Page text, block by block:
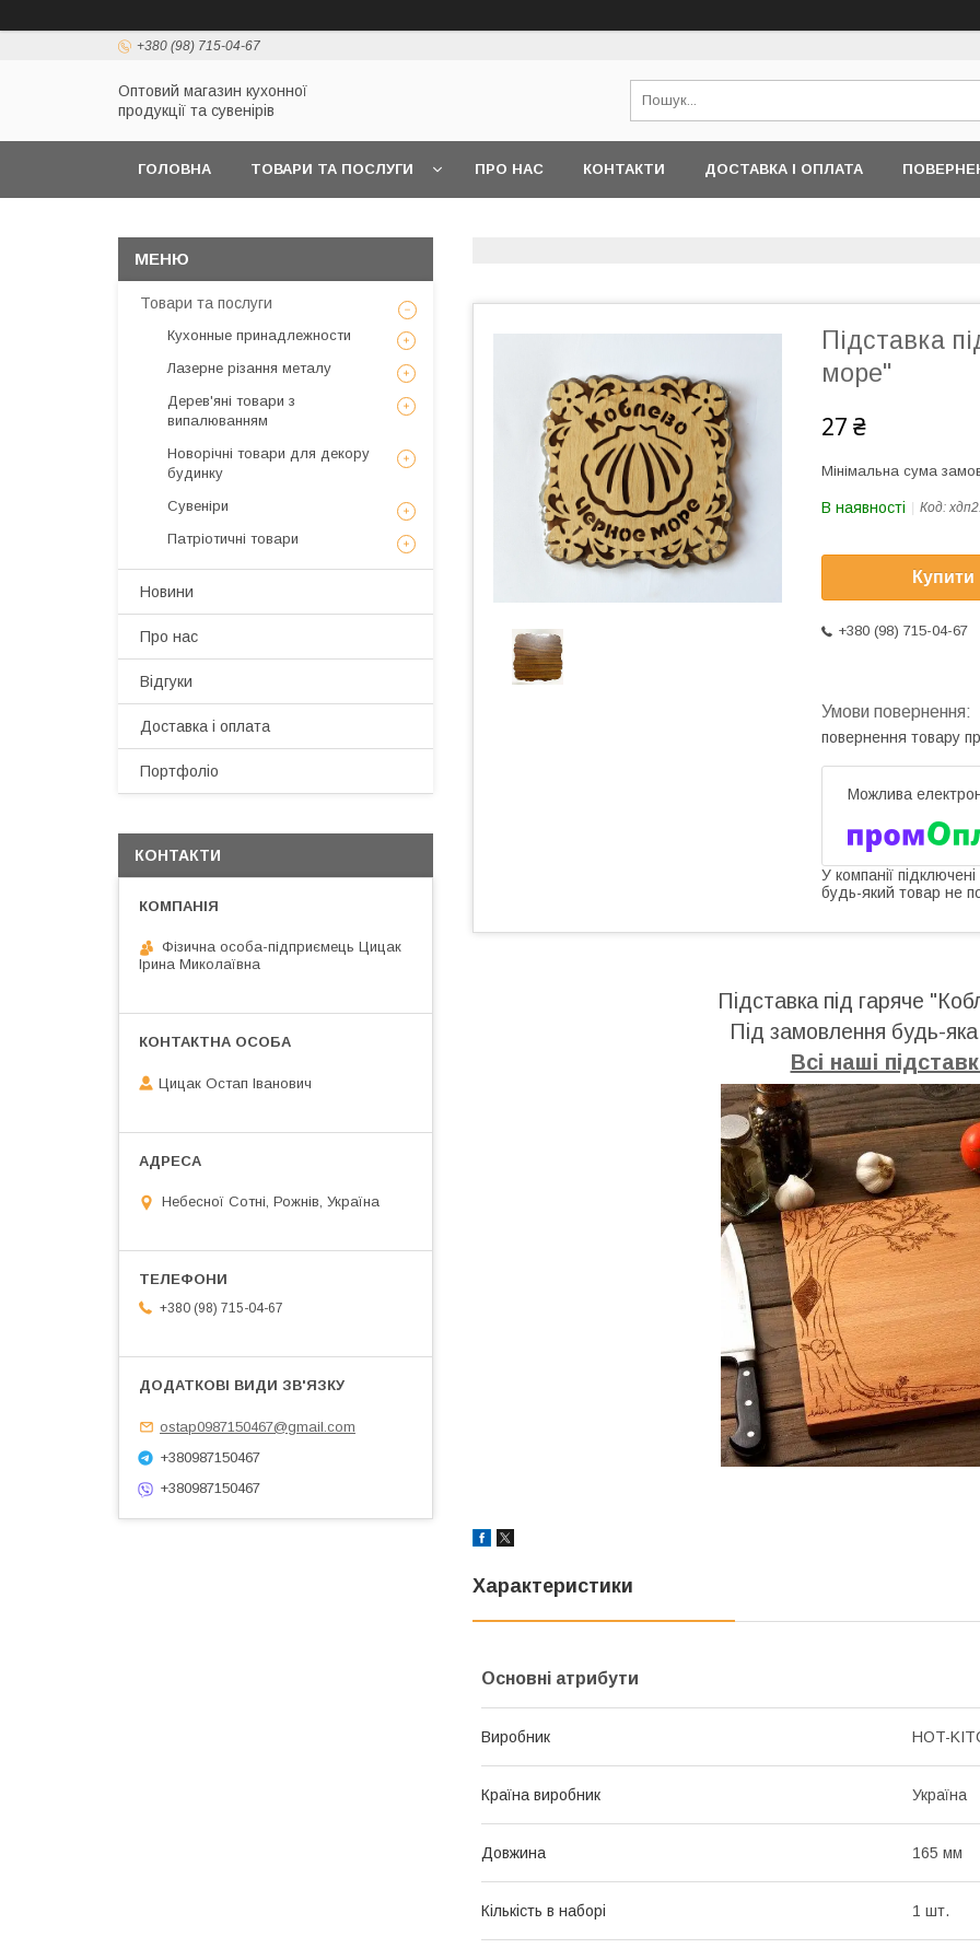
+380 (98) 715-04-67
Оптовий магазин кухонної
продукції та сувенірів
ГОЛОВНА ТОВАРИ ТА ПОСЛУГИ ПРО НАС КОНТАКТИ ДОСТАВКА І ОПЛАТА
Підставка
море"
27 ₴
Мінімальна сума
В наявності Код:
Купити
+380 (98) 715-04-67
повернення товару
У компанії
будь-який товар не
Підставка під гаряче
Під замовлення будь-
Всі наші
Характеристики
Основні атрибути
Виробник HOT-
Країна виробник Україна
Довжина 165 мм
Кількість в наборі 1 шт.
Товари та послуги
Кухонные принадлежности
Лазерне різання металу
Дерев'яні товари з
випалюванням
Новорічні товари для декору
будинку
Сувеніри
Патріотичні товари
Новини
Про нас
Відгуки
Доставка і оплата
Портфоліо
КОНТАКТИ
Фізична особа-підприємець Цицак
Ірина Миколаївна
Цицак Остап Іванович
Небесної Сотні, Рожнів, Україна
+380 (98) 715-04-67
ostap0987150467@gmail.com
+380987150467
+380987150467